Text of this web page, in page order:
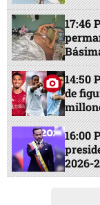
17:46
14:50
de
16:00
2026-